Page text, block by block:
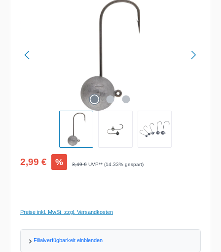
Verkaufspreis:
2,99 € % Regulärer Preis:
3,49 € UVP** (14.33% gespart)
Preise inkl. MwSt. zzgl. Versandkosten
Filialverfügbarkeit einblenden